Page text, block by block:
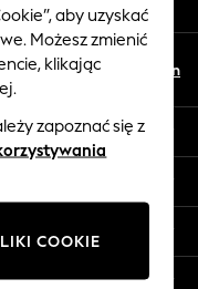
En
aby uzyskać
Możesz zmienić
klikając
zapoznać się z
COOKIE